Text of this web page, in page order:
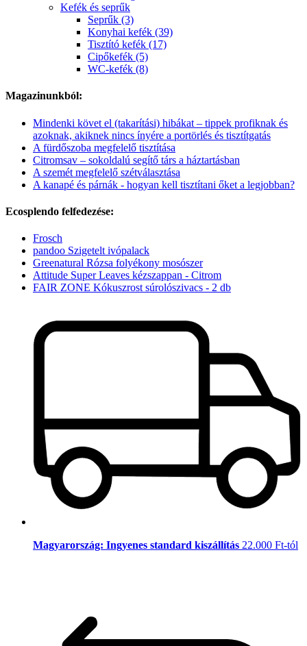
Kefék és seprűk
Seprűk (3)
Konyhai kefék (39)
Tisztító kefék (17)
Cipőkefék (5)
WC-kefék (8)
Magazinunkból:
Mindenki követ el (takarítási) hibákat – tippek profiknak és
azoknak, akiknek nincs ínyére a portörlés és tisztítgatás
A fürdőszoba megfelelő tisztítása
Citromsav – sokoldalú segítő társ a háztartásban
A szemét megfelelő szétválasztása
A kanapé és párnák - hogyan kell tisztítani őket a legjobban?
Ecosplendo felfedezése:
Frosch
pandoo Szigetelt ivópalack
Greenatural Rózsa folyékony mosószer
Attitude Super Leaves kézszappan - Citrom
FAIR ZONE Kókuszrost súrolószivacs - 2 db
Magyarország: Ingyenes standard kiszállítás 22.000 Ft-tól